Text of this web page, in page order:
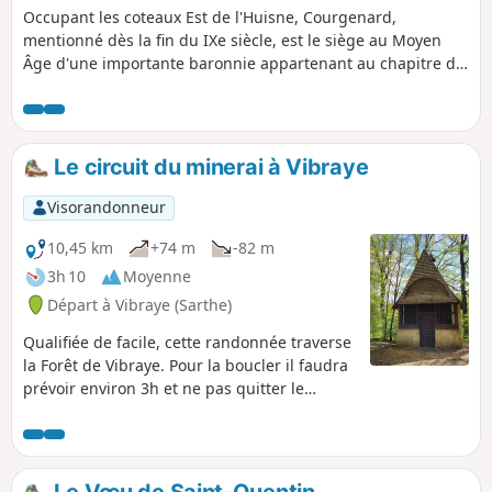
Occupant les coteaux Est de l'Huisne, Courgenard,
mentionné dès la fin du IXe siècle, est le siège au Moyen
Âge d'une importante baronnie appartenant au chapitre de
soignée de l'Église Saint-Martin témoigne encore
aujourd'hui de la puissance de cette baronnie, de même
que le remarquable décor du XVIe siècle habillant le chœur.
La commune vit encore au XIXe siècle de l'agriculture et de
la production de toiles de chanvre. Elle est comprise
aujourd'hui dans le bassin d'emploi de La Ferté-Bernard.
Le circuit du minerai à Vibraye
Visorandonneur
10,45 km
+74 m
-82 m
3h 10
Moyenne
Départ à Vibraye (Sarthe)
Qualifiée de facile, cette randonnée traverse
la Forêt de Vibraye. Pour la boucler il faudra
prévoir environ 3h et ne pas quitter le
à la forêt qui est privée, le circuit est balisé
de panonceaux ronds de 10 cm de diamètre
rappelant le travail de la forge. Vous êtes